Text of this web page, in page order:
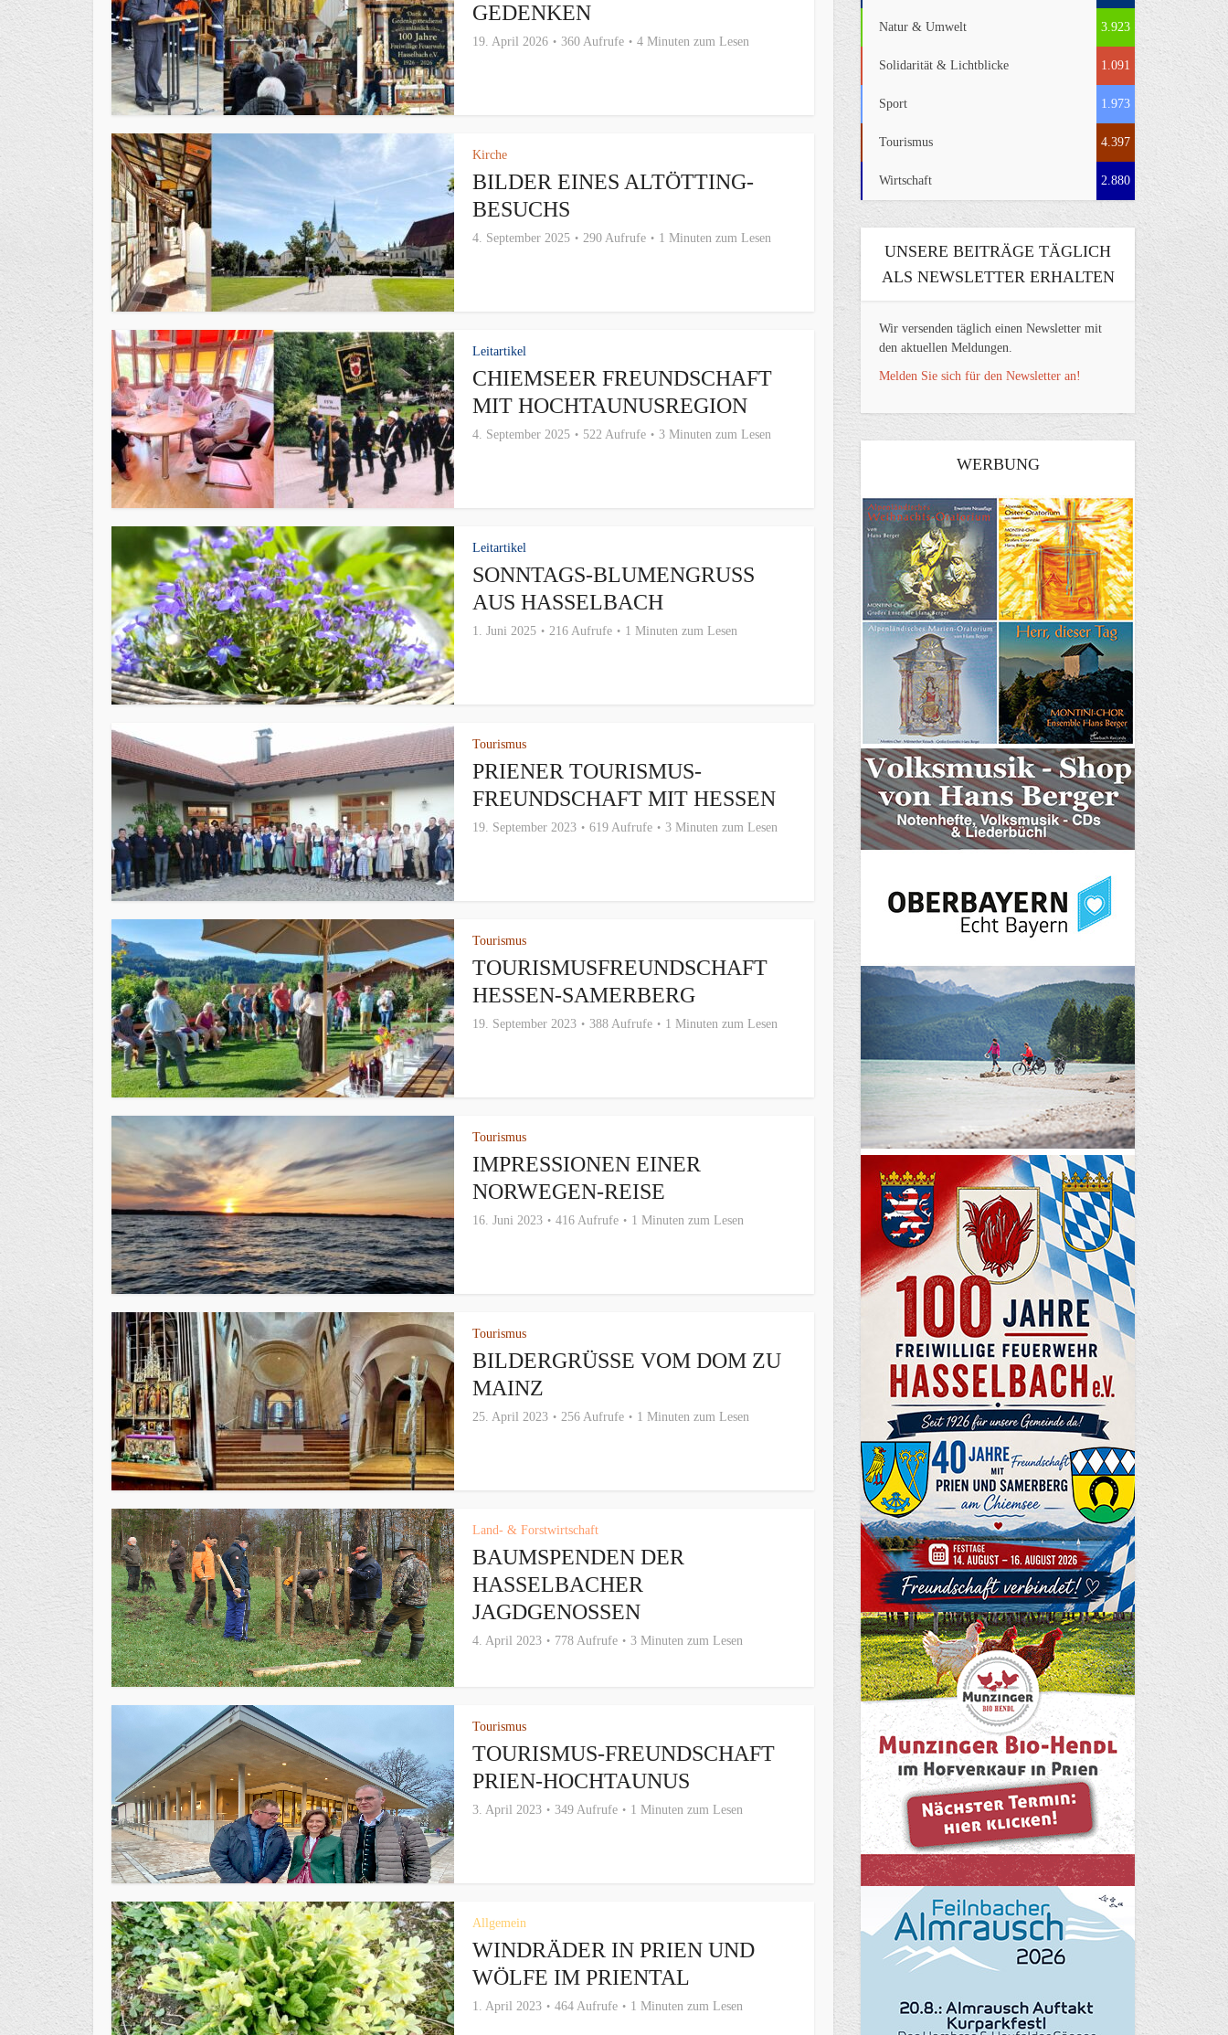
GEDENKEN
19. April 2026 360 Aufrufe 4 Minuten zum Lesen
Kirche
BILDER EINES ALTÖTTING-
BESUCHS
4. September 2025 290 Aufrufe 1 Minuten zum Lesen
Leitartikel
CHIEMSEER FREUNDSCHAFT
MIT HOCHTAUNUSREGION
4. September 2025 522 Aufrufe 3 Minuten zum Lesen
Leitartikel
SONNTAGS-BLUMENGRUSS A
US HASSELBACH
1. Juni 2025 216 Aufrufe 1 Minuten zum Lesen
Tourismus
PRIENER TOURISMUS-
FREUNDSCHAFT MIT HESSEN
19. September 2023 619 Aufrufe 3 Minuten zum Lesen
Tourismus
TOURISMUSFREUNDSCHAFT
HESSEN-SAMERBERG
19. September 2023 388 Aufrufe 1 Minuten zum Lesen
Tourismus
IMPRESSIONEN EINER
NORWEGEN-REISE
16. Juni 2023 416 Aufrufe 1 Minuten zum Lesen
Tourismus
BILDERGRÜSSE VOM DOM ZU M
AINZ
25. April 2023 256 Aufrufe 1 Minuten zum Lesen
Land- & Forstwirtschaft
BAUMSPENDEN DER
HASSELBACHER
JAGDGENOSSEN
4. April 2023 778 Aufrufe 3 Minuten zum Lesen
Tourismus
TOURISMUS-FREUNDSCHAFT
PRIEN-HOCHTAUNUS
3. April 2023 349 Aufrufe 1 Minuten zum Lesen
Allgemein
WINDRÄDER IN PRIEN UND
WÖLFE IM PRIENTAL
1. April 2023 464 Aufrufe 1 Minuten zum Lesen
Natur & Umwelt 3.923
Solidarität & Lichtblicke 1.091
Sport 1.973
Tourismus 4.397
Wirtschaft 2.880
UNSERE BEITRÄGE TÄGLICH
ALS NEWSLETTER ERHALTEN
Wir versenden täglich einen Newsletter mit
den aktuellen Meldungen.
Melden Sie sich für den Newsletter an!
WERBUNG